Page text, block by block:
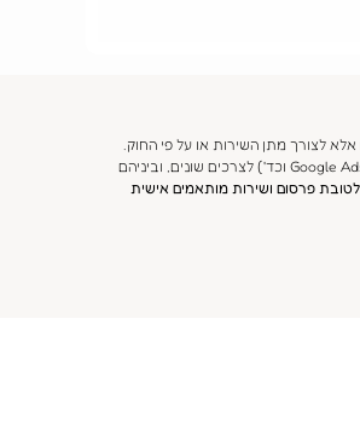
לצורך מתן השירות או על פי החוק.
באפשרותך לעיין, לתקן או לבקש מחיקה של פרטיך בכל עת. לידיעתך, באתר זה אנו משתמשים בקבצי מידע ("Cookies") ובכלים צד שלישי לאיסוף נתונים (Google Ads, Google Analytics, Facebook Pixel וכד') לצרכים שונים, וביניהם
פרסום ושירות מותאמים אישית